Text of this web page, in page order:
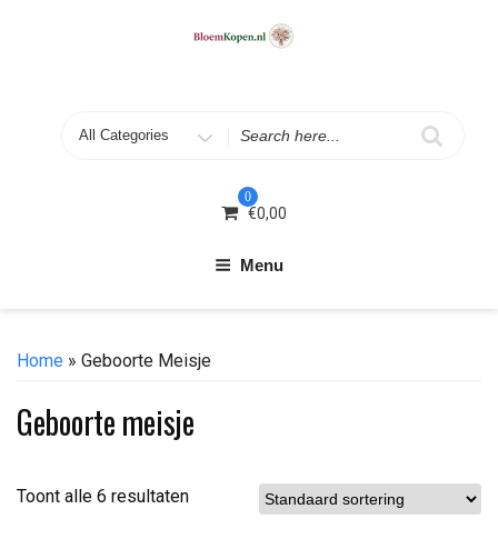
0
€0,00
Menu
Home » Geboorte Meisje
Geboorte meisje
Toont alle 6 resultaten